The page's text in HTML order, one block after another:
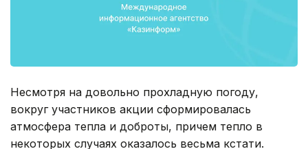
Несмотря на довольно прохладную погоду,
вокруг участников акции сформировалась
атмосфера тепла и доброты, причем тепло в
некоторых случаях оказалось весьма кстати.